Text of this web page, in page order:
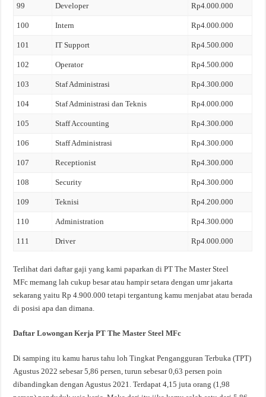
99 Developer Rp4.000.000
100 Intern Rp4.000.000
101 IT Support Rp4.500.000
102 Operator Rp4.500.000
103 Staf Administrasi Rp4.300.000
104 Staf Administrasi dan Teknis Rp4.000.000
105 Staff Accounting Rp4.300.000
106 Staff Administrasi Rp4.300.000
107 Receptionist Rp4.300.000
108 Security Rp4.300.000
109 Teknisi Rp4.200.000
110 Administration Rp4.300.000
111 Driver Rp4.000.000
Terlihat dari daftar gaji yang kami paparkan di PT The Master Steel
MFc memang lah cukup besar atau hampir setara dengan umr jakarta
sekarang yaitu Rp 4.900.000 tetapi tergantung kamu menjabat atau berada
di posisi apa dan dimana.
Daftar Lowongan Kerja PT The Master Steel MFc
Di samping itu kamu harus tahu loh Tingkat Pengangguran Terbuka (TPT)
Agustus 2022 sebesar 5,86 persen, turun sebesar 0,63 persen poin
dibandingkan dengan Agustus 2021. Terdapat 4,15 juta orang (1,98